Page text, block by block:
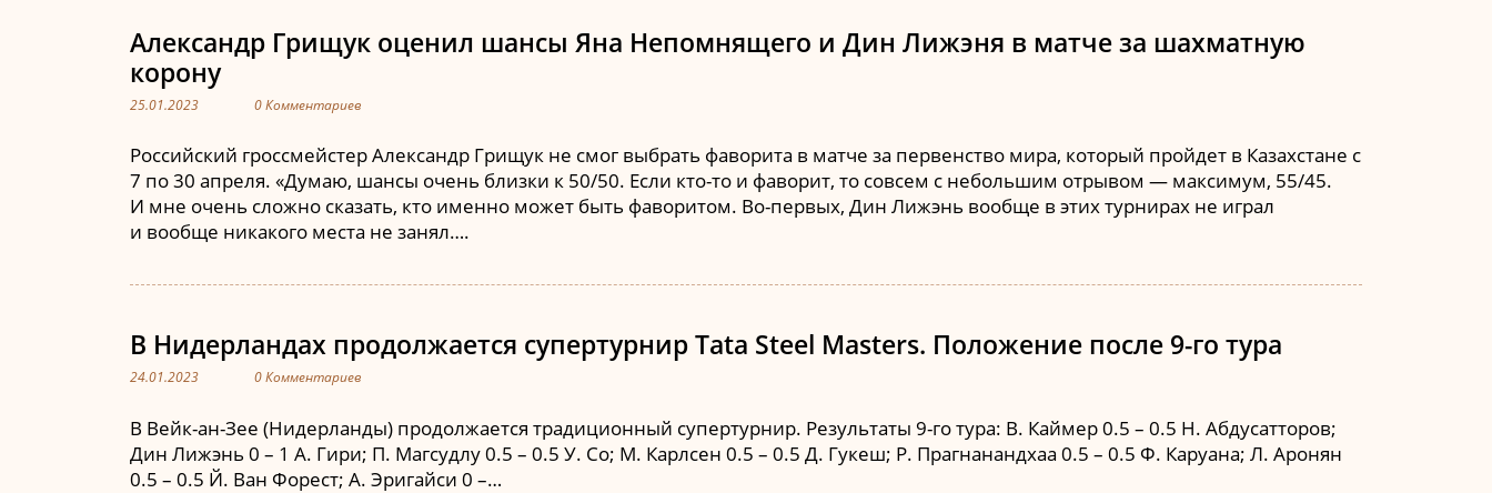
Александр Грищук оценил шансы Яна Непомнящего и Дин Лижэня в матче за шахматную
корону
25.01.2023 0 Комментариев
Российский гроссмейстер Александр Грищук не смог выбрать фаворита в матче за первенство мира, который пройдет в Казахстане с
7 по 30 апреля. «Думаю, шансы очень близки к 50/50. Если кто-то и фаворит, то совсем с небольшим отрывом — максимум, 55/45.
И мне очень сложно сказать, кто именно может быть фаворитом. Во-первых, Дин Лижэнь вообще в этих турнирах не играл
и вообще никакого места не занял….
В Нидерландах продолжается супертурнир Tata Steel Masters. Положение после 9-го тура
24.01.2023 0 Комментариев
В Вейк-ан-Зее (Нидерланды) продолжается традиционный супертурнир. Результаты 9-го тура: В. Каймер 0.5 – 0.5 Н. Абдусатторов;
Дин Лижэнь 0 – 1 А. Гири; П. Магсудлу 0.5 – 0.5 У. Со; М. Карлсен 0.5 – 0.5 Д. Гукеш; Р. Прагнанандхаа 0.5 – 0.5 Ф. Каруана; Л. Аронян
0.5 – 0.5 Й. Ван Форест; А. Эригайси 0 –…